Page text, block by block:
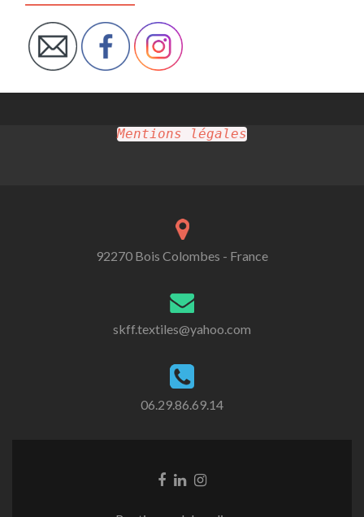
Mentions légales
92270 Bois Colombes - France
skff.textiles@yahoo.com
06.29.86.69.14
Go Go Go